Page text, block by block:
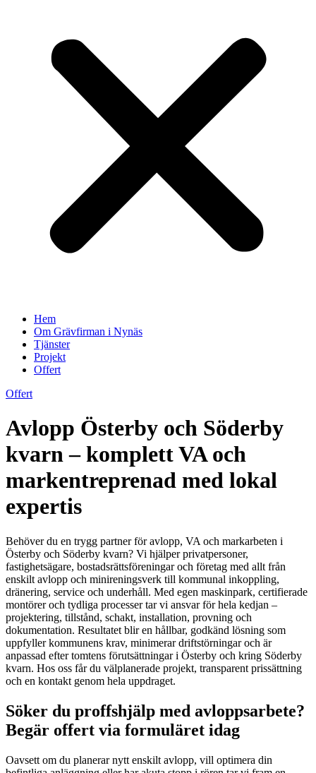
Hem
Om Grävfirman i Nynäs
Tjänster
Projekt
Offert
Offert
Avlopp Österby och Söderby
kvarn – komplett VA och
markentreprenad med lokal
expertis
Behöver du en trygg partner för avlopp, VA och markarbeten i
Österby och Söderby kvarn? Vi hjälper privatpersoner,
fastighetsägare, bostadsrättsföreningar och företag med allt från
enskilt avlopp och minireningsverk till kommunal inkoppling,
dränering, service och underhåll. Med egen maskinpark, certifierade
montörer och tydliga processer tar vi ansvar för hela kedjan –
projektering, tillstånd, schakt, installation, provning och
dokumentation. Resultatet blir en hållbar, godkänd lösning som
uppfyller kommunens krav, minimerar driftstörningar och är
anpassad efter tomtens förutsättningar i Österby och kring Söderby
kvarn. Hos oss får du välplanerade projekt, transparent prissättning
och en kontakt genom hela uppdraget.
Söker du proffshjälp med avloppsarbete?
Begär offert via formuläret idag
Oavsett om du planerar nytt enskilt avlopp, vill optimera din